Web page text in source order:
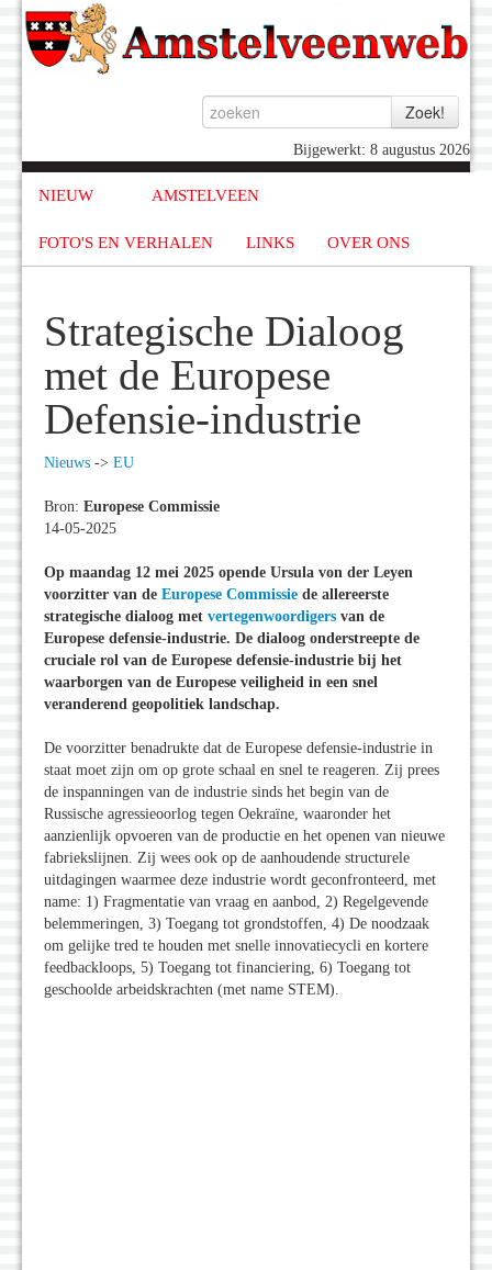
Bijgewerkt: 8 augustus 2026
NIEUW AMSTELVEEN
FOTO'S EN VERHALEN LINKS OVER ONS
Strategische Dialoog
met de Europese
Defensie-industrie
Nieuws -> EU
Bron: Europese Commissie
14-05-2025
Op maandag 12 mei 2025 opende Ursula von der Leyen
voorzitter van de Europese Commissie de allereerste
strategische dialoog met vertegenwoordigers van de
Europese defensie-industrie. De dialoog onderstreepte de
cruciale rol van de Europese defensie-industrie bij het
waarborgen van de Europese veiligheid in een snel
veranderend geopolitiek landschap.
De voorzitter benadrukte dat de Europese defensie-industrie in
staat moet zijn om op grote schaal en snel te reageren. Zij prees
de inspanningen van de industrie sinds het begin van de
Russische agressieoorlog tegen Oekraïne, waaronder het
aanzienlijk opvoeren van de productie en het openen van nieuwe
fabriekslijnen. Zij wees ook op de aanhoudende structurele
uitdagingen waarmee deze industrie wordt geconfronteerd, met
name: 1) Fragmentatie van vraag en aanbod, 2) Regelgevende
belemmeringen, 3) Toegang tot grondstoffen, 4) De noodzaak
om gelijke tred te houden met snelle innovatiecycli en kortere
feedbackloops, 5) Toegang tot financiering, 6) Toegang tot
geschoolde arbeidskrachten (met name STEM).